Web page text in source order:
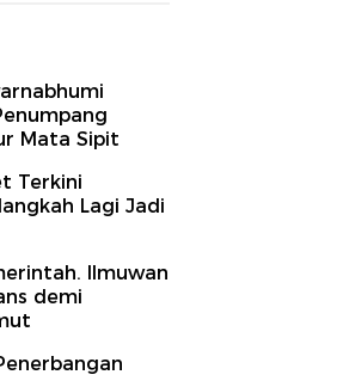
Mata Sipit
Terkini
Lagi Jadi
Ilmuwan
demi